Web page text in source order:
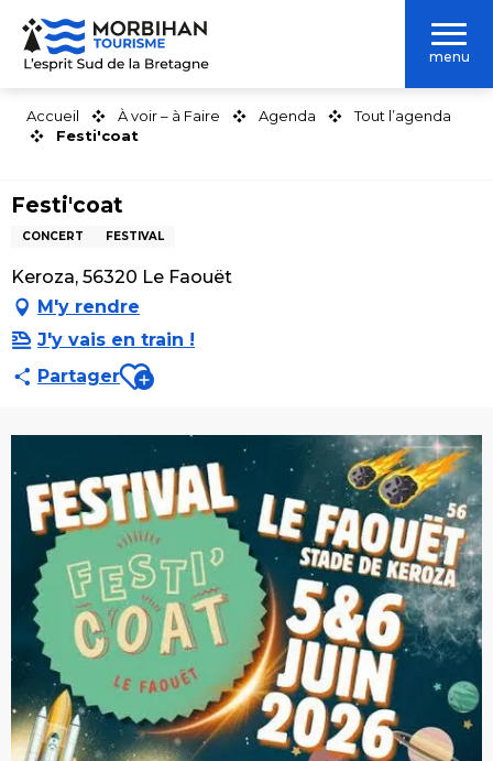
Aller
contenu
menu
Accueil À voir – à Faire Agenda
Tout l’agenda
Festi'coat
Festi'coat
CONCERT FESTIVAL
Keroza, 56320 Le Faouët
M'y rendre
J'y vais en train !
PartagerAjouter aux favoris